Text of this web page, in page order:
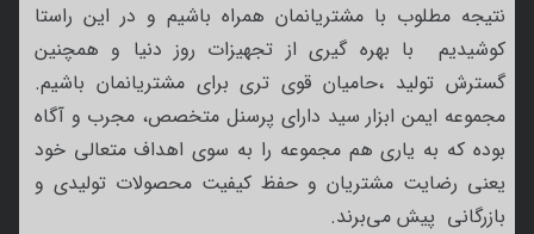
نتیجه مطلوب با مشتریانمان همراه باشیم و در این راستا
کوشیدیم با بهره گیری از تجهیزات روز دنیا و همچنین
گسترش تولید ،حامیان قوی تری برای مشتریانمان باشیم.
مجموعه ایمن ابزار سید دارای پرسنل متخصص، مجرب و آگاه
بوده که به یاری هم مجموعه را به سوی اهداف متعالی خود
یعنی رضایت مشتریان و حفظ کیفیت محصولات تولیدی و
بازرگانی پیش می‌برند.